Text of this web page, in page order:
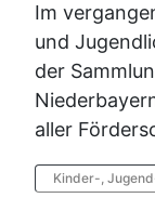
Im
und
der
aller
Kinder-,